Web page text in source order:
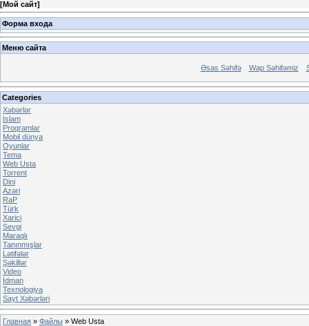
[Мой сайт]
Форма входа
Меню сайта
Əsas Səhifə Wap Səhifəmiz
Categories
Xəbərlər
Islam
Proqramlar
Mobil dünya
Oyunlar
Tema
Web Usta
Torrent
Dini
Azəri
RaP
Türk
Xarici
Sevgi
Maraqlı
Tanınmışlar
Lətifələr
Şəkillər
Video
İdman
Texnologiya
Sayt Xəbərləri
Главная » Файлы » Web Usta